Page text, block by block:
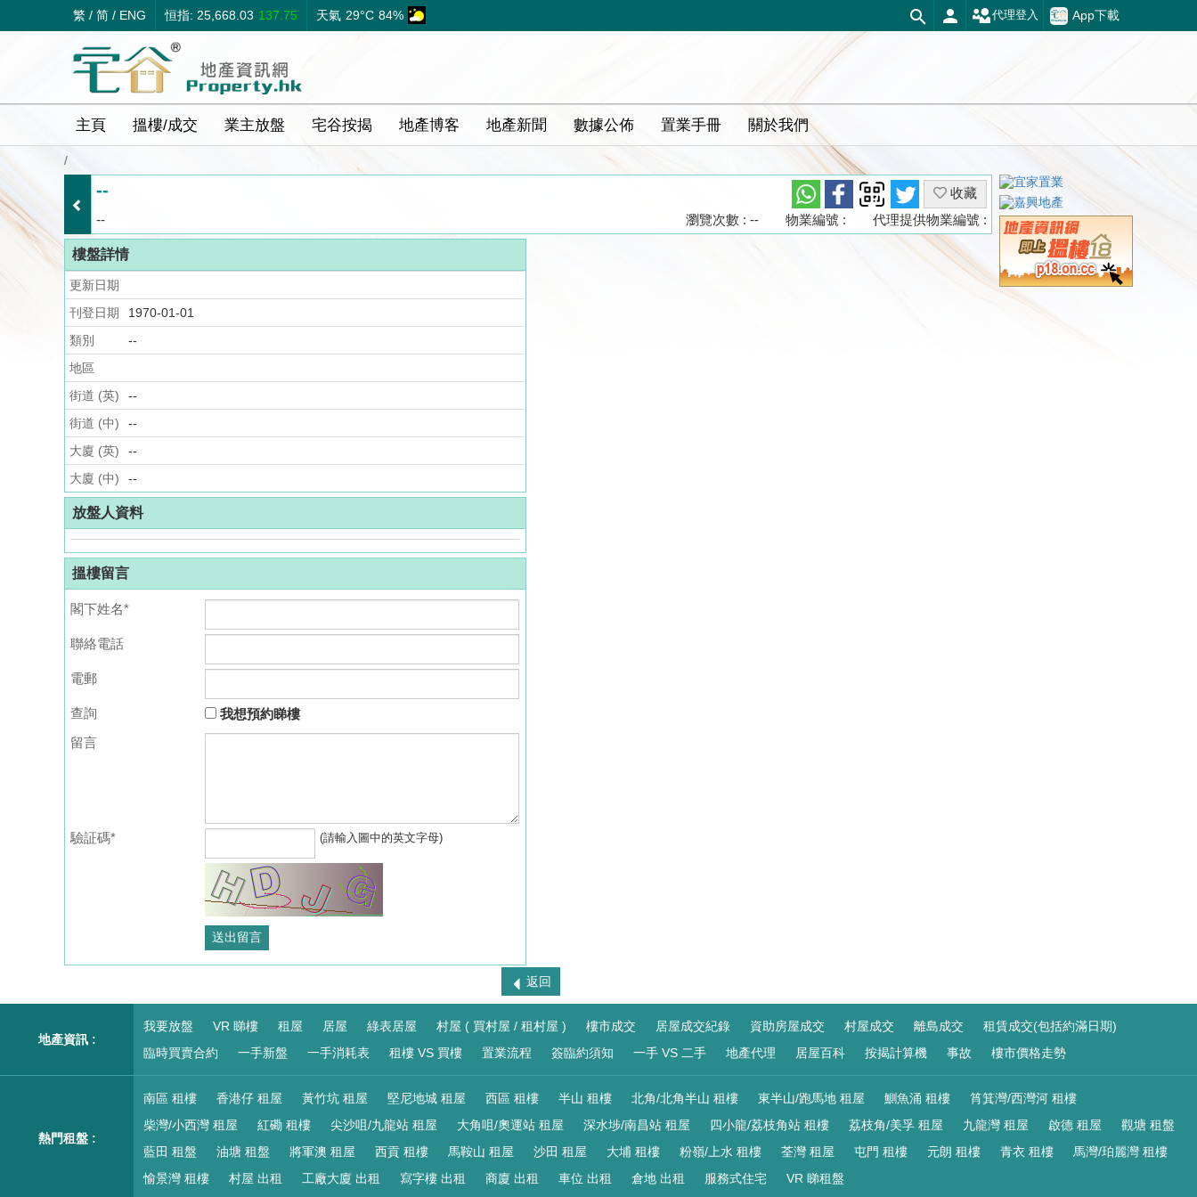
繁 / 简 / ENG 恒指: 25,668.03 137.75 天氣 29°C 84% App下載
代理登入
主頁 搵樓/成交 業主放盤 宅谷按揭 地產博客 地產新聞 數據公佈 置業手冊 關於我們
/
--
收藏
--
代理提供物業編號 :
物業編號 :
瀏覽次數 : --
樓盤詳情
更新日期
刊登日期
1970-01-01
類別
--
地區
街道 (英)
--
街道 (中)
--
大廈 (英)
--
大廈 (中)
--
放盤人資料
搵樓留言
閣下姓名*
聯絡電話
電郵
查詢
我想預約睇樓
留言
驗証碼* (請輸入圖中的英文字母)
返回
地產資訊 :
我要放盤 VR 睇樓 租屋 居屋 綠表居屋 村屋 ( 買村屋 / 租村屋 ) 樓市成交 居屋成交紀錄 資助房屋成交 村屋成交 離島成交
租賃成交(包括約滿日期)
臨時買賣合約
一手新盤 一手消耗表 租樓 VS 買樓 置業流程 簽臨約須知 一手 VS 二手 地產代理 居屋百科 按揭計算機 事故 樓市價格走勢
熱門租盤 :
南區 租樓 香港仔 租屋 黃竹坑 租屋 堅尼地城 租屋 西區 租樓 半山 租樓 北角/北角半山 租樓 東半山/跑馬地 租屋 鰂魚涌 租樓
筲箕灣/西灣河 租樓
柴灣/小西灣 租屋
紅磡 租樓 尖沙咀/九龍站 租屋 大角咀/奧運站 租屋 深水埗/南昌站 租屋 四小龍/荔枝角站 租樓 荔枝角/美孚 租屋 九龍灣 租屋 啟德 租屋
觀塘 租盤
藍田 租盤
油塘 租盤 將軍澳 租屋 西貢 租樓 馬鞍山 租屋 沙田 租屋 大埔 租樓 粉嶺/上水 租樓 荃灣 租屋 屯門 租樓 元朗 租樓 青衣 租樓
馬灣/珀麗灣 租樓
愉景灣 租樓
村屋 出租 工廠大廈 出租 寫字樓 出租 商廈 出租 車位 出租 倉地 出租 服務式住宅 VR 睇租盤